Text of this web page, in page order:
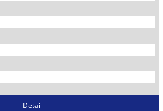
Detail